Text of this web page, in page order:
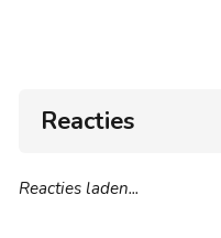
Reacties
Reacties laden...